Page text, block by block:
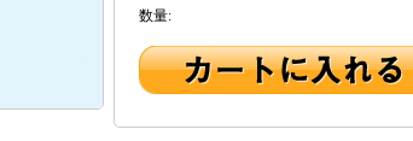
数量: